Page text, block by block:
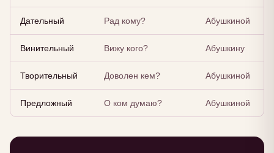
Дательный Рад кому? Абушкиной
Винительный Вижу кого? Абушкину
Творительный Доволен кем? Абушкиной
Предложный О ком думаю? Абушкиной